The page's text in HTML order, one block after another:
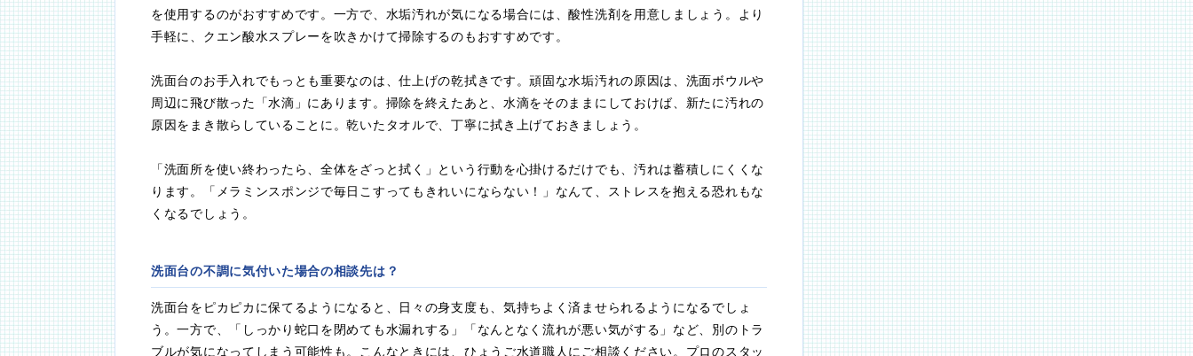
を使用するのがおすすめです。一方で、水垢汚れが気になる場合には、酸性洗剤を用意しましょう。より
手軽に、クエン酸水スプレーを吹きかけて掃除するのもおすすめです。
洗面台のお手入れでもっとも重要なのは、仕上げの乾拭きです。頑固な水垢汚れの原因は、洗面ボウルや
周辺に飛び散った「水滴」にあります。掃除を終えたあと、水滴をそのままにしておけば、新たに汚れの
原因をまき散らしていることに。乾いたタオルで、丁寧に拭き上げておきましょう。
「洗面所を使い終わったら、全体をざっと拭く」という行動を心掛けるだけでも、汚れは蓄積しにくくな
ります。「メラミンスポンジで毎日こすってもきれいにならない！」なんて、ストレスを抱える恐れもな
くなるでしょう。
洗面台の不調に気付いた場合の相談先は？
洗面台をピカピカに保てるようになると、日々の身支度も、気持ちよく済ませられるようになるでしょ
う。一方で、「しっかり蛇口を閉めても水漏れする」「なんとなく流れが悪い気がする」など、別のトラ
ブルが気になってしまう可能性も。こんなときには、ひょうご水道職人にご相談ください。プロのスタッ